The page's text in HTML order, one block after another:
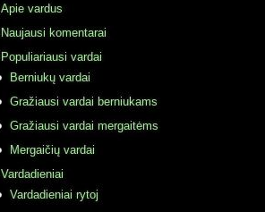
Apie vardus
Naujausi komentarai
Populiariausi vardai
Berniukų vardai
Gražiausi vardai berniukams
Gražiausi vardai mergaitėms
Mergaičių vardai
Vardadieniai
Vardadieniai rytoj